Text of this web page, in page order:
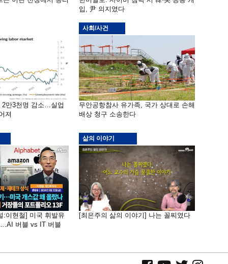
입, 尹 의지였다
2만3천명 감소…실업
져
사회/사건
무안공항참사 유가족, 국가 상대로 손해
배상 청구 소송한다
:이현철] 미국 휘발유
버블 vs IT 버블
삶의 이야기
[최은주의 삶의 이야기] 나는 꼴찌였다